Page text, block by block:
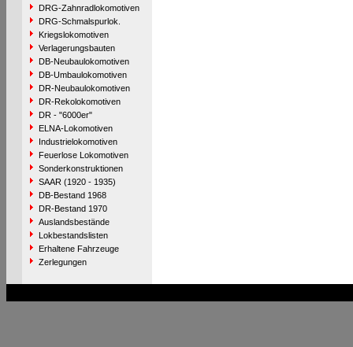
DRG-Zahnradlokomotiven
DRG-Schmalspurlok.
Kriegslokomotiven
Verlagerungsbauten
DB-Neubaulokomotiven
DB-Umbaulokomotiven
DR-Neubaulokomotiven
DR-Rekolokomotiven
DR - "6000er"
ELNA-Lokomotiven
Industrielokomotiven
Feuerlose Lokomotiven
Sonderkonstruktionen
SAAR (1920 - 1935)
DB-Bestand 1968
DR-Bestand 1970
Auslandsbestände
Lokbestandslisten
Erhaltene Fahrzeuge
Zerlegungen